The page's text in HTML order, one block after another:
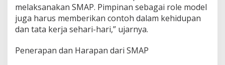
melaksanakan SMAP. Pimpinan sebagai role model
juga harus memberikan contoh dalam kehidupan
dan tata kerja sehari-hari,” ujarnya.
Penerapan dan Harapan dari SMAP